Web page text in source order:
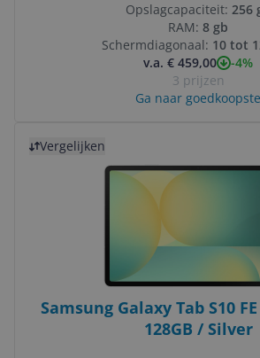
Opslagcapaciteit: 256
RAM: 8 gb
Schermdiagonaal: 10 tot
v.a. € 459,00
-4%
3 prijzen
Ga naar goedkoopste
Vergelijken
Samsung Galaxy Tab S10
128GB / Silver